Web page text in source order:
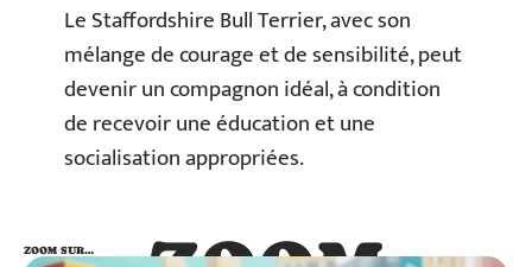
Le Staffordshire Bull Terrier, avec son
mélange de courage et de sensibilité, peut
devenir un compagnon idéal, à condition
de recevoir une éducation et une
socialisation appropriées.
ZOOM SUR…